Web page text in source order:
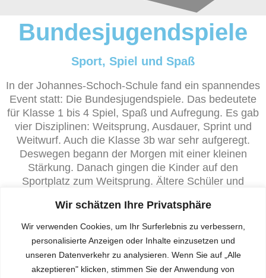
Wir schätzen Ihre Privatsphäre
Wir verwenden Cookies, um Ihr Surferlebnis zu verbessern,
personalisierte Anzeigen oder Inhalte einzusetzen und
unseren Datenverkehr zu analysieren. Wenn Sie auf „Alle
akzeptieren" klicken, stimmen Sie der Anwendung von
Bundesjugendspiele
Sport, Spiel und Spaß
In der Johannes-Schoch-Schule fand ein spannendes
Event statt: Die Bundesjugendspiele. Das bedeutete
für Klasse 1 bis 4 Spiel, Spaß und Aufregung. Es gab
vier Disziplinen: Weitsprung, Ausdauer, Sprint und
Weitwurf. Auch die Klasse 3b war sehr aufgeregt.
Deswegen begann der Morgen mit einer kleinen
Stärkung. Danach gingen die Kinder auf den
Sportplatz zum Weitsprung. Ältere Schüler und
Nachdem das geschafft war, machten sie eine kleine
Pause und gingen dann zum Sprint. Auch das
meisterten die Drittklässler/innen ohne Problem, da
sie im Sportunterricht geübt hatten. Geübt hatten sie
natürlich auch den Ausdauerlauf und den Weitwurf.